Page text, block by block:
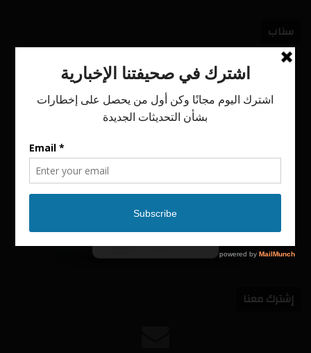
سناب
إشترك معنا